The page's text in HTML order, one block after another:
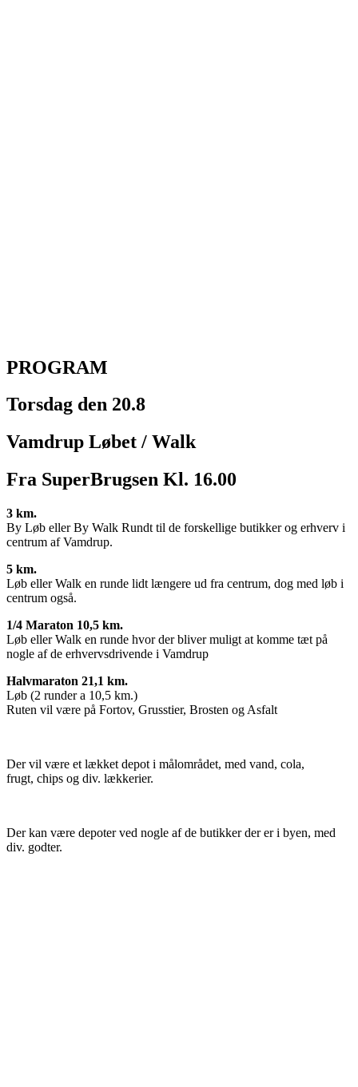
PROGRAM
Torsdag den 20.8
Vamdrup Løbet / Walk
Fra SuperBrugsen Kl. 16.00
3 km.
By Løb eller By Walk Rundt til de forskellige butikker og erhverv i
centrum af Vamdrup.
5 km.
Løb eller Walk en runde lidt længere ud fra centrum, dog med løb i
centrum også.
1/4 Maraton 10,5 km.
Løb eller Walk en runde hvor der bliver muligt at komme tæt på
nogle af de erhvervsdrivende i Vamdrup
Halvmaraton 21,1 km.
Løb (2 runder a 10,5 km.)
Ruten vil være på Fortov, Grusstier, Brosten og Asfalt
Der vil være et lækket depot i målområdet, med vand, cola,
frugt, chips og div. lækkerier.
Der kan være depoter ved nogle af de butikker der er i byen, med
div. godter.